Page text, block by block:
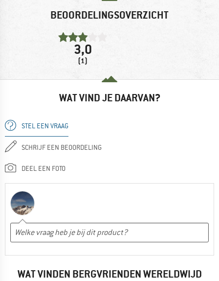
BEOORDELINGSOVERZICHT
3,0
(1)
WAT VIND JE DAARVAN?
STEL EEN VRAAG
SCHRIJF EEN BEOORDELING
DEEL EEN FOTO
WAT VINDEN BERGVRIENDEN WERELDWIJD